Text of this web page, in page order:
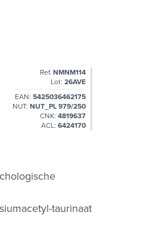
Ref. NMNM114
Lot: 26AVE
EAN: 5425036462175
NUT: NUT_PL 979/250
CNK: 4819637
ACL: 6424170
taurinaat